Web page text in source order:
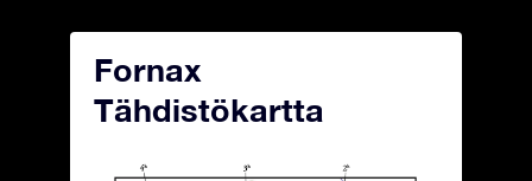
Fornax
Tähdistökartta